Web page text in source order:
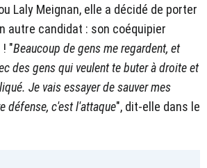
Laly Meignan, elle a décidé de porter
autre candidat : son coéquipier
"Beaucoup de gens me regardent, et
des gens qui veulent te buter à droite et
Je vais essayer de sauver mes
défense, c'est l'attaque", dit-elle dans le